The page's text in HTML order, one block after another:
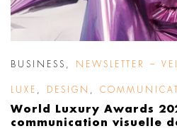
BUSINESS NEWSLETTER –
LUXE DESIGN
World Luxury Awards
communication visuelle